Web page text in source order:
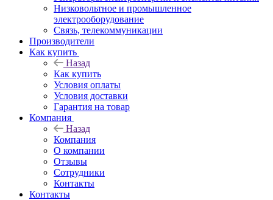
Низковольтное и промышленное
электрооборудование
Связь, телекоммуникации
Производители
Как купить
Назад
Как купить
Условия оплаты
Условия доставки
Гарантия на товар
Компания
Назад
Компания
О компании
Отзывы
Сотрудники
Контакты
Контакты